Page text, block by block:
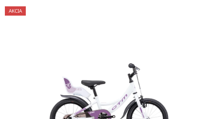
produktu
AKCIA